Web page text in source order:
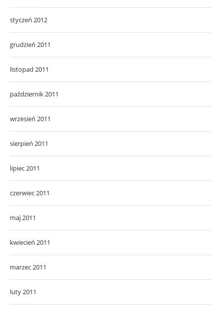
styczeń 2012
grudzień 2011
listopad 2011
październik 2011
wrzesień 2011
sierpień 2011
lipiec 2011
czerwiec 2011
maj 2011
kwiecień 2011
marzec 2011
luty 2011